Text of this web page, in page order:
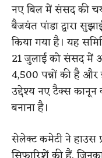
नए बिल में संसद की
बैजयंत पांडा द्वारा
किया गया है। यह
21 जुलाई को संसद में
4,500 पन्नों की है
उद्देश्य नए टैक्स
बनाना है।
सेलेक्ट कमेटी ने हाउस